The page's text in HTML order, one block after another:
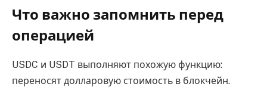
Что важно запомнить перед
операцией
USDC и USDT выполняют похожую функцию:
переносят долларовую стоимость в блокчейн.